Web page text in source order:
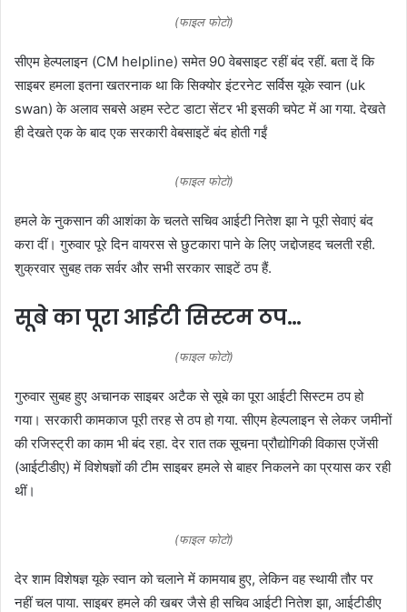
(फाइल फोटो)
सीएम हेल्पलाइन (CM helpline) समेत 90 वेबसाइट रहीं बंद रहीं. बता दें कि
साइबर हमला इतना खतरनाक था कि सिक्योर इंटरनेट सर्विस यूके स्वान (uk
swan) के अलाव सबसे अहम स्टेट डाटा सेंटर भी इसकी चपेट में आ गया. देखते
ही देखते एक के बाद एक सरकारी वेबसाइटें बंद होती गईं
(फाइल फोटो)
हमले के नुकसान की आशंका के चलते सचिव आईटी नितेश झा ने पूरी सेवाएं बंद
करा दीं। गुरुवार पूरे दिन वायरस से छुटकारा पाने के लिए जद्दोजहद चलती रही.
शुक्रवार सुबह तक सर्वर और सभी सरकार साइटें ठप हैं.
सूबे का पूरा आईटी सिस्टम ठप…
(फाइल फोटो)
गुरुवार सुबह हुए अचानक साइबर अटैक से सूबे का पूरा आईटी सिस्टम ठप हो
गया। सरकारी कामकाज पूरी तरह से ठप हो गया. सीएम हेल्पलाइन से लेकर जमीनों
की रजिस्ट्री का काम भी बंद रहा. देर रात तक सूचना प्रौद्योगिकी विकास एजेंसी
(आईटीडीए) में विशेषज्ञों की टीम साइबर हमले से बाहर निकलने का प्रयास कर रही
थीं।
(फाइल फोटो)
देर शाम विशेषज्ञ यूके स्वान को चलाने में कामयाब हुए, लेकिन वह स्थायी तौर पर
नहीं चल पाया. साइबर हमले की खबर जैसे ही सचिव आईटी नितेश झा, आईटीडीए